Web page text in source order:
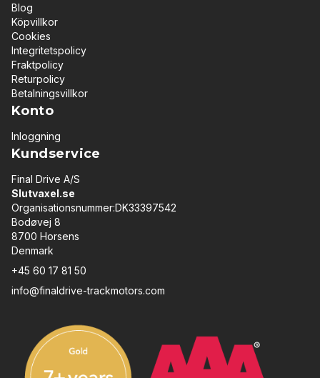
Blog
Köpvillkor
Cookies
Integritetspolicy
Fraktpolicy
Returpolicy
Betalningsvillkor
Konto
Inloggning
Kundservice
Final Drive A/S
Slutvaxel.se
Organisationsnummer:DK33397542
Bodøvej 8
8700 Horsens
Denmark
+45 60 17 81 50
info@finaldrive-trackmotors.com